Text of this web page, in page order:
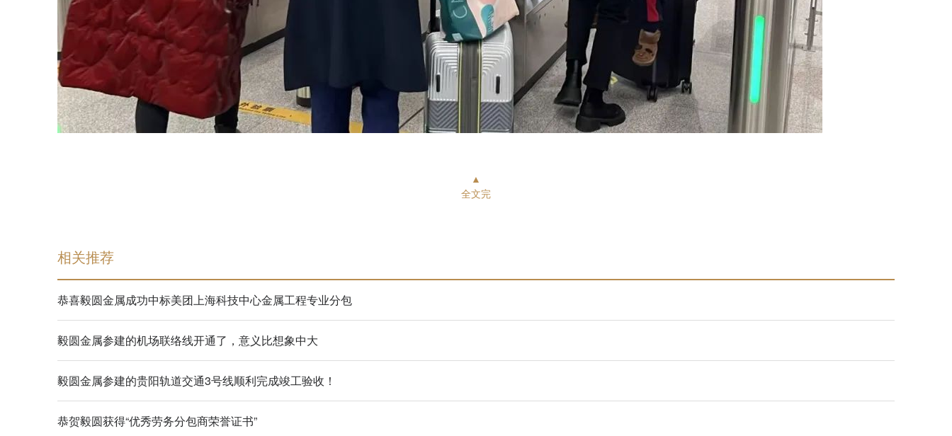
▲
全文完
相关推荐
恭喜毅圆金属成功中标美团上海科技中心金属工程专业分包
毅圆金属参建的机场联络线开通了，意义比想象中大
毅圆金属参建的贵阳轨道交通3号线顺利完成竣工验收！
恭贺毅圆获得“优秀劳务分包商荣誉证书”